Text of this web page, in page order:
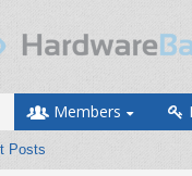
Posts
Members